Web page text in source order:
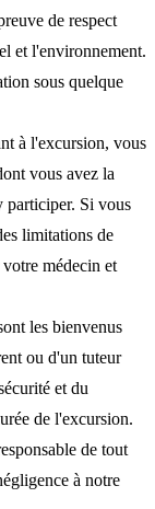
de respect
et l'environnement.
sous quelque
à l'excursion, vous
vous avez la
participer. Si vous
limitations de
médecin et
les bienvenus
ou d'un tuteur
et du
de l'excursion.
de tout
à notre